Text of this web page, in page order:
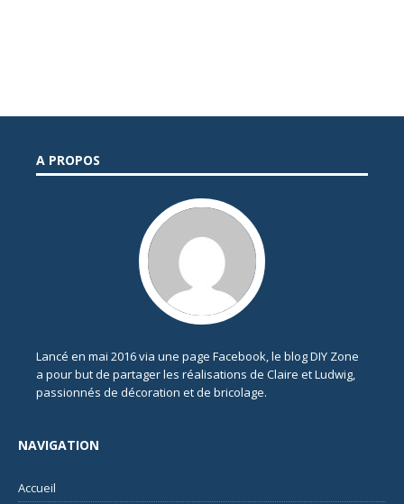
A PROPOS
Lancé en mai 2016 via une page Facebook, le blog DIY Zone
a pour but de partager les réalisations de Claire et Ludwig,
passionnés de décoration et de bricolage.
NAVIGATION
Accueil